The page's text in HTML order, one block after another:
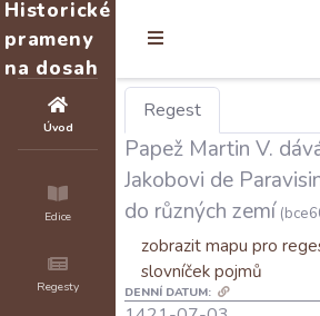
Historické
prameny
na dosah
Úvod
Edice
Regesty
Regest
Papež Martin V.
Jakobovi de
do různých zemí
zobrazit mapu pro
slovníček pojmů
DENNÍ DATUM: